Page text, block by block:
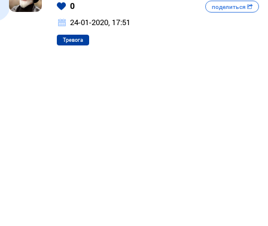
0 поделиться
24-01-2020, 17:51
Тревога